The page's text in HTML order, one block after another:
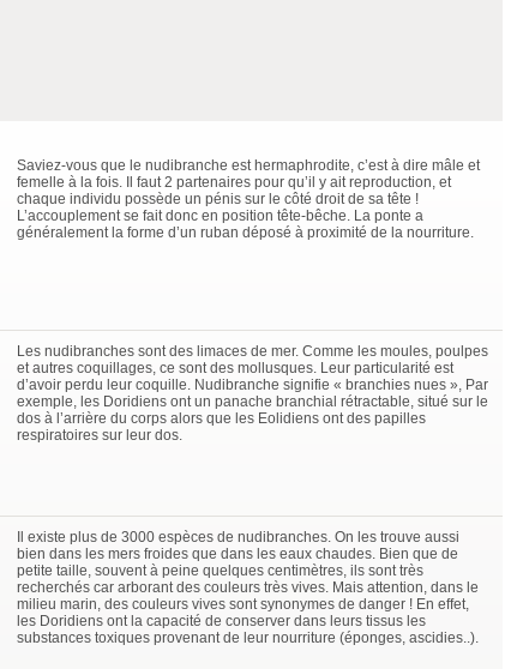
Saviez-vous que le nudibranche est hermaphrodite, c’est à dire mâle et
femelle à la fois. Il faut 2 partenaires pour qu’il y ait reproduction, et
chaque individu possède un pénis sur le côté droit de sa tête !
L’accouplement se fait donc en position tête-bêche. La ponte a
généralement la forme d’un ruban déposé à proximité de la nourriture.
Les nudibranches sont des limaces de mer. Comme les moules, poulpes
et autres coquillages, ce sont des mollusques. Leur particularité est
d’avoir perdu leur coquille. Nudibranche signifie « branchies nues », Par
exemple, les Doridiens ont un panache branchial rétractable, situé sur le
dos à l’arrière du corps alors que les Eolidiens ont des papilles
respiratoires sur leur dos.
Il existe plus de 3000 espèces de nudibranches. On les trouve aussi
bien dans les mers froides que dans les eaux chaudes. Bien que de
petite taille, souvent à peine quelques centimètres, ils sont très
recherchés car arborant des couleurs très vives. Mais attention, dans le
milieu marin, des couleurs vives sont synonymes de danger ! En effet,
les Doridiens ont la capacité de conserver dans leurs tissus les
substances toxiques provenant de leur nourriture (éponges, ascidies..).